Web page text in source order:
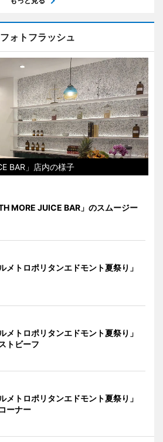
フォトフラッシュ
BAR」店内の様子
MORE JUICE BAR」のスムージー
メトロポリタンエドモント夏祭り」
メトロポリタンエドモント夏祭り」
トビーフ
メトロポリタンエドモント夏祭り」
ーナー